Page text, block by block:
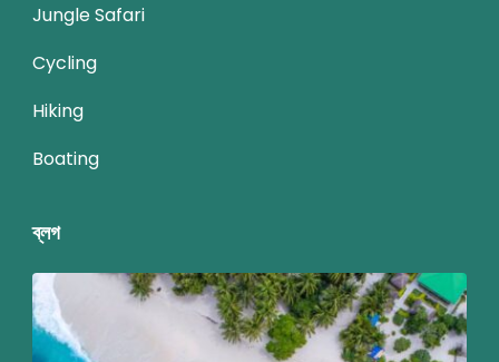
Jungle Safari
Cycling
Hiking
Boating
ব্লগ